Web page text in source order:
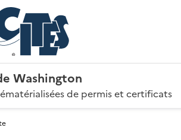
Washington
de permis et certificats